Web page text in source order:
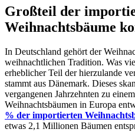
Großteil der
Weihnachtsbäume
In Deutschland gehört der
weihnachtlichen Tradition. Was
erheblicher Teil der hierzulande
stammt aus Dänemark. Dieses
vergangenen Jahrzehnten zu
Weihnachtsbäumen in Europa
% der importierten
etwas 2,1 Millionen Bäumen